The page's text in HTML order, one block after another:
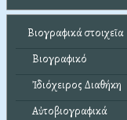
Βιογραφικά στοιχεῖα
Βιογραφικό
Ἰδιόχειρος Διαθήκη
Αὐτοβιογραφικά